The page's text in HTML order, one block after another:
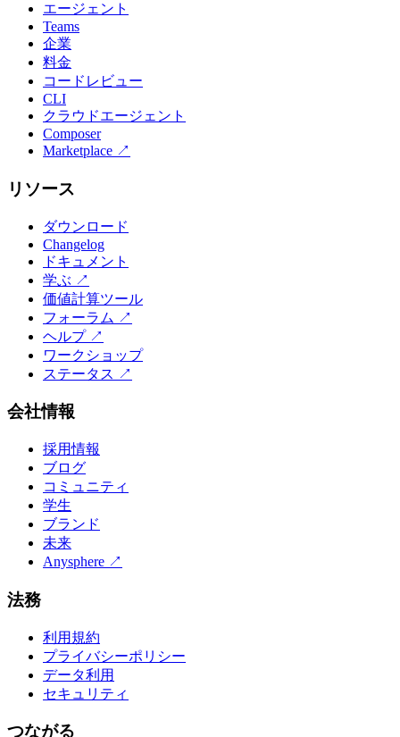
エージェント
Teams
企業
料金
コードレビュー
CLI
クラウドエージェント
Composer
Marketplace ↗
リソース
ダウンロード
Changelog
ドキュメント
学ぶ ↗
価値計算ツール
フォーラム ↗
ヘルプ↗
ワークショップ
ステータス ↗
会社情報
採用情報
ブログ
コミュニティ
学生
ブランド
未来
Anysphere ↗
法務
利用規約
プライバシーポリシー
データ利用
セキュリティ
つながる